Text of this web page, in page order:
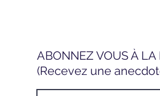
ABONNEZ VOUS À LA
(Recevez une